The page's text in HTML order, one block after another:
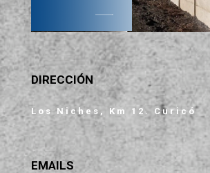
DIRECCIÓN
Los Niches, Km 12. Curicó
EMAILS